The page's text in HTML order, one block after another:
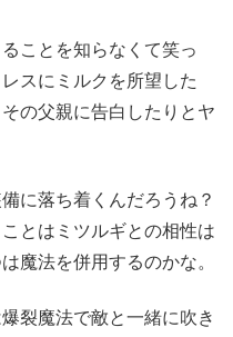
ことを知らなくて笑っ
スにミルクを所望した
の父親に告白したりとヤ
に落ち着くんだろうね？
とはミツルギとの相性は
魔法を併用するのかな。
裂魔法で敵と一緒に吹き